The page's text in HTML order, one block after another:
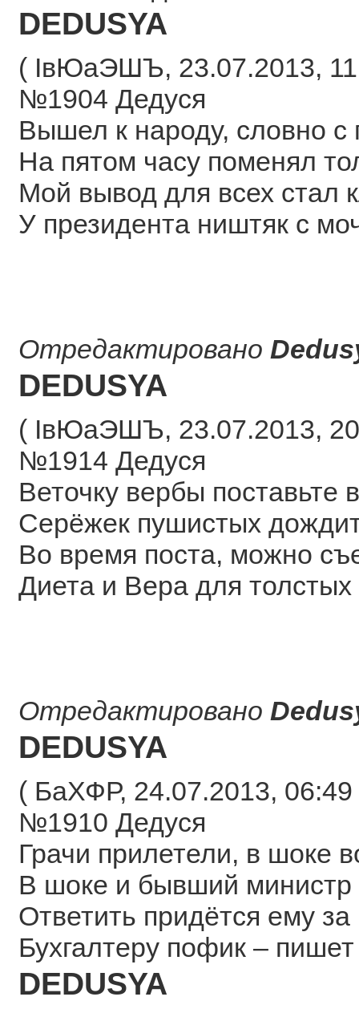
DEDUSYA
( ІвЮаЭШЪ, 23.07.2013,
№1904 Дедуся
Вышел к народу, словно с
На пятом часу поменял
Мой вывод для всех стал
У президента ништяк с
Отредактировано
DEDUSYA
( ІвЮаЭШЪ, 23.07.2013,
№1914 Дедуся
Веточку вербы поставьте
Серёжек пушистых
Во время поста, можно
Диета и Вера для толстых
Отредактировано
DEDUSYA
( БаХФР, 24.07.2013, 06:49
№1910 Дедуся
Грачи прилетели, в шоке
В шоке и бывший
Ответить придётся ему
Бухгалтеру пофик – пишет
DEDUSYA